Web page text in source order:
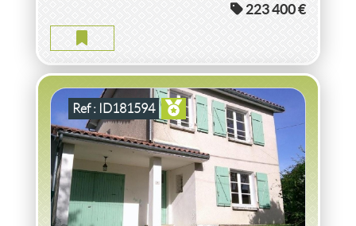
223 400 €
Ref : ID181594
MAISON VILLEFAGNAN
5pièce(s)-70m2 ( Terrain526m2)